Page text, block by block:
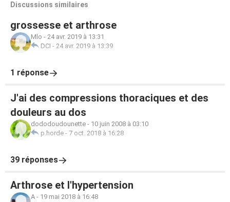
Discussions similaires
grossesse et arthrose
Mlo - 24 avr. 2019 à 13:31
DCI - 24 avr. 2019 à 13:39
1 réponse
J'ai des compressions thoraciques et des
douleurs au dos
dododoudounette - 10 juin 2008 à 03:10
p.horde - 7 oct. 2018 à 16:28
39 réponses
Arthrose et l'hypertension
A - 19 mai 2018 à 16:48